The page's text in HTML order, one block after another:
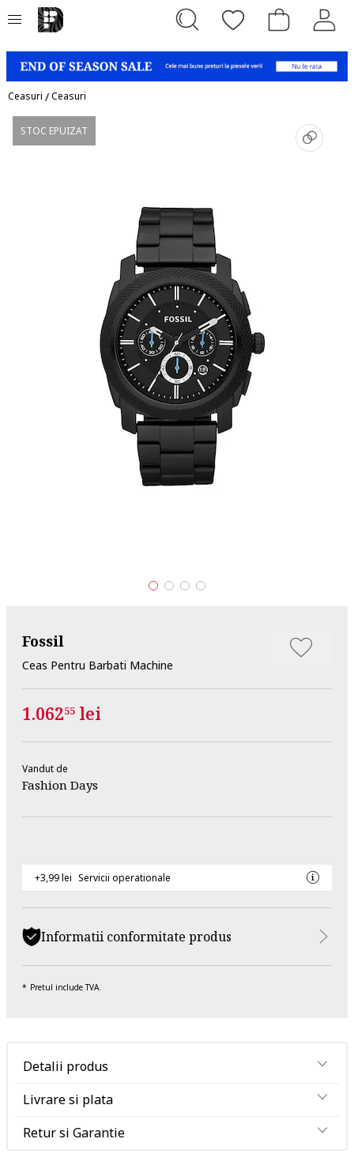
Ceasuri /Ceasuri
STOC EPUIZAT
Fossil
Ceas Pentru Barbati Machine
1.06255 lei
Vandut de
Fashion Days
+3,99 lei Servicii operationale
Informatii conformitate produs
Pretul include TVA.
Detalii produs
Livrare si plata
Retur si Garantie